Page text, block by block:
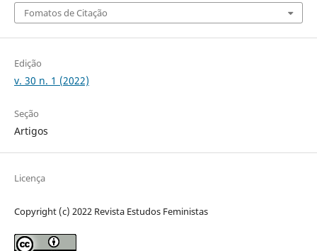
Fomatos de Citação
Edição
v. 30 n. 1 (2022)
Seção
Artigos
Licença
Copyright (c) 2022 Revista Estudos Feministas